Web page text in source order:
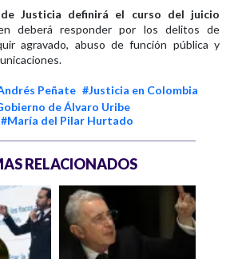
Justicia definirá el curso del juicio
deberá responder por los delitos de
agravado, abuso de función pública y
Peñate #Justicia en Colombia
de Álvaro Uribe
#María del Pilar Hurtado
RELACIONADOS